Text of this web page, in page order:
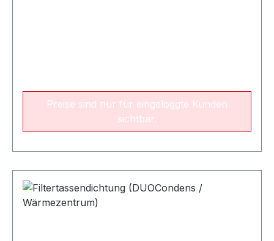
Preise sind nur für eingeloggte Kunden
sichtbar.